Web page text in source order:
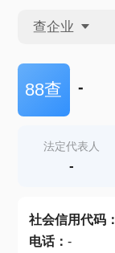
查企业
查企业
查产地
88查 -
法定代表人
-
社会信用代码：
电话： -